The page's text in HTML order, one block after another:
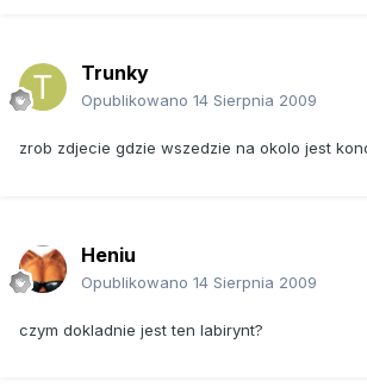
Trunky
Opublikowano 14 Sierpnia 2009
zrob zdjecie gdzie wszedzie na okolo jest
Heniu
Opublikowano 14 Sierpnia 2009
czym dokladnie jest ten labirynt?